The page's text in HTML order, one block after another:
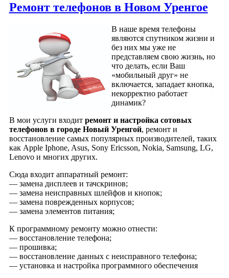
Ремонт телефонов в Новом Уренгое
В наше время телефоны
являются спутником жизни и
без них мы уже не
представляем свою жизнь, но
что делать, если Ваш
«мобильный друг» не
включается, западает кнопка,
некорректно работает
динамик?
В мои услуги входит ремонт и настройка сотовых
телефонов в городе Новый Уренгой, ремонт и
восстановление самых популярных производителей, таких
как Apple Iphone, Asus, Sony Ericsson, Nokia, Samsung, LG,
Lenovo и многих других.
Сюда входит аппаратный ремонт:
— замена дисплеев и тачскринов;
— замена неисправных шлейфов и кнопок;
— замена поврежденных корпусов;
— замена элементов питания;
К программному ремонту можно отнести:
— восстановление телефона;
— прошивка;
— восстановление данных с неисправного телефона;
— установка и настройка программного обеспечения